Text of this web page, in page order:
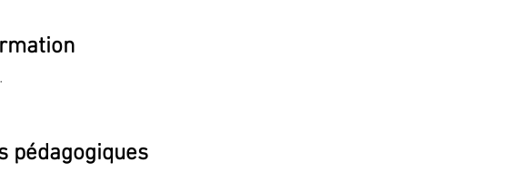
de l’annonce
pédagogiques